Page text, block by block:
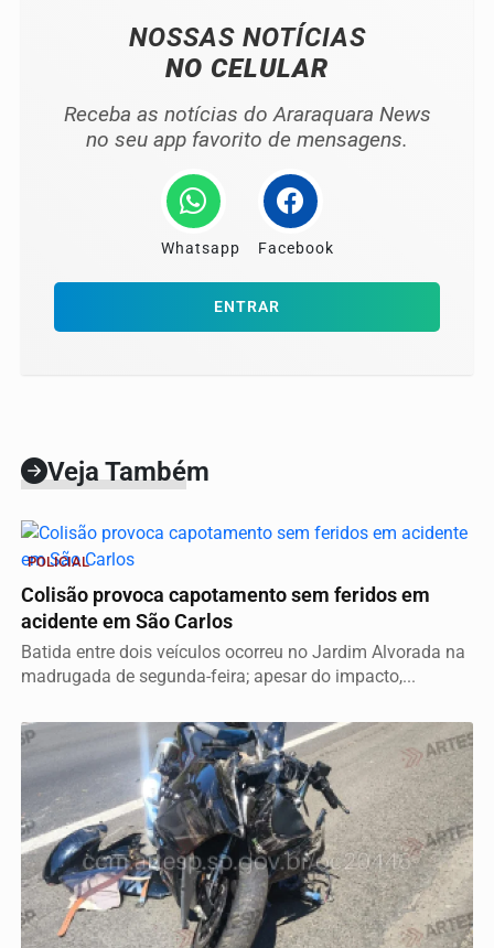
NOSSAS NOTÍCIAS
NO CELULAR
Receba as notícias do Araraquara News
no seu app favorito de mensagens.
Whatsapp Facebook
ENTRAR
Veja Também
POLICIAL
Colisão provoca capotamento sem feridos em
acidente em São Carlos
Batida entre dois veículos ocorreu no Jardim Alvorada na
madrugada de segunda-feira; apesar do impacto,...